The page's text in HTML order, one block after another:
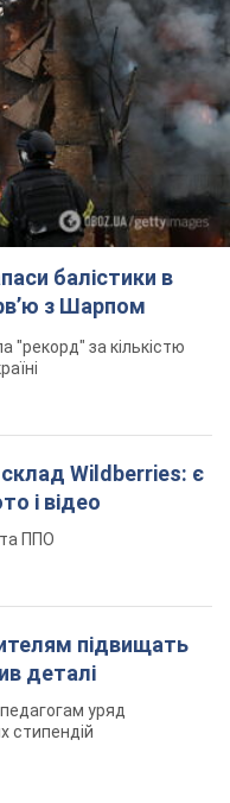
балістики в
з Шарпом
"рекорд" за кількістю
Wildberries: є
і відео
ППО
підвищать
деталі
уряд
стипендій